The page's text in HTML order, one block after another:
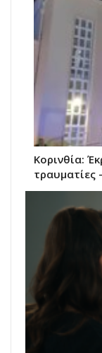
Κορινθία:
τραυματίες